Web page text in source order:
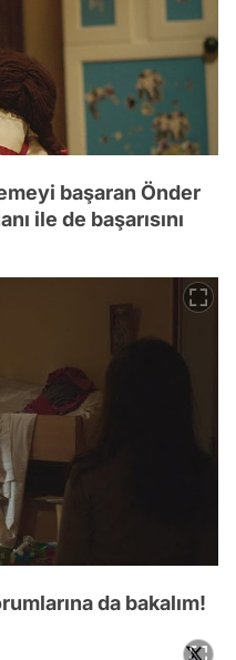
başaran Önder
ile de başarısını
da bakalım!